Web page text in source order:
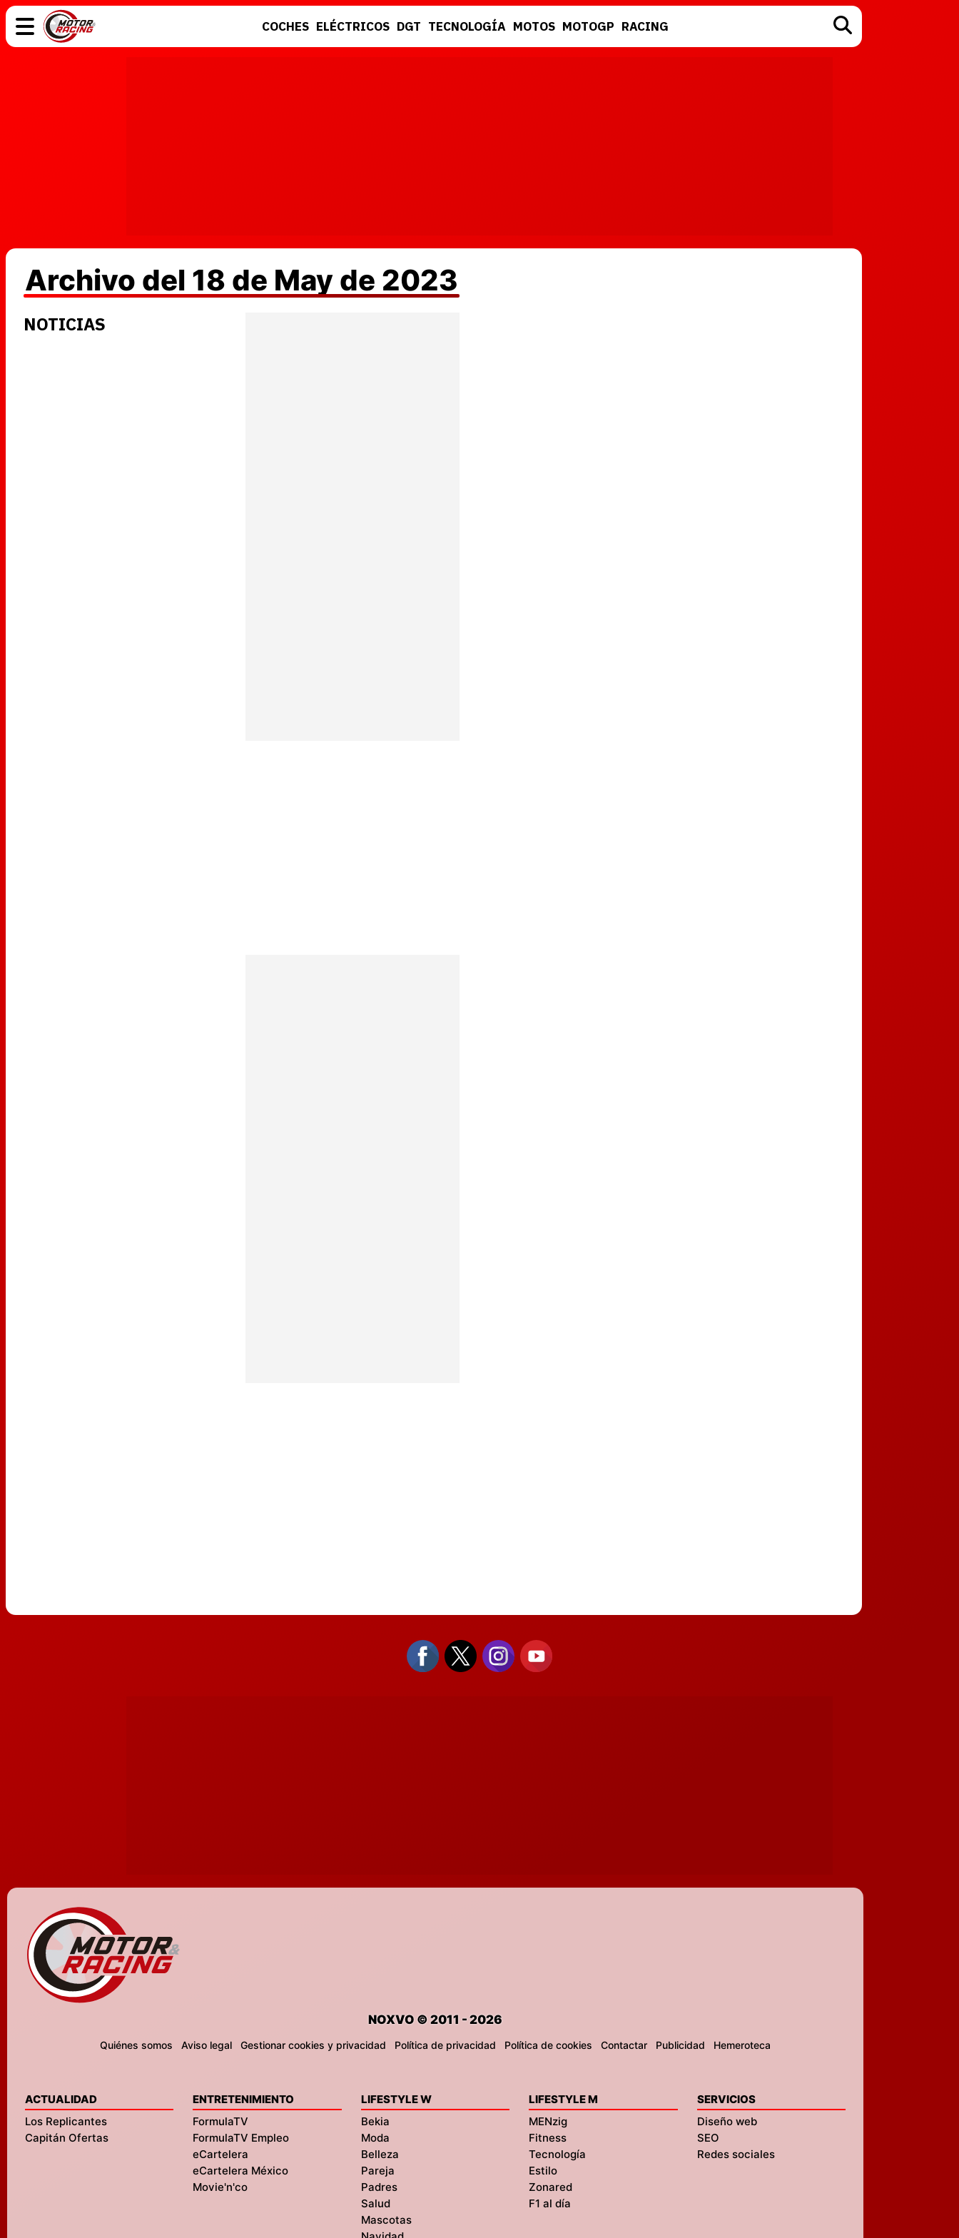
COCHES ELÉCTRICOS DGT TECNOLOGÍA MOTOS MOTOGP RACING
Archivo del 18 de May de 2023
NOTICIAS
NOXVO © 2011 - 2026
Quiénes somos Aviso legal Gestionar cookies y privacidad Política de privacidad Política de cookies Contactar Publicidad Hemeroteca
ACTUALIDAD
Los Replicantes
Capitán Ofertas
ENTRETENIMIENTO
FormulaTV
FormulaTV Empleo
eCartelera
eCartelera México
Movie'n'co
LIFESTYLE W
Bekia
Moda
Belleza
Pareja
Padres
Salud
Mascotas
LIFESTYLE M
MENzig
Fitness
Tecnología
Estilo
Zonared
F1 al día
SERVICIOS
Diseño web
SEO
Redes sociales